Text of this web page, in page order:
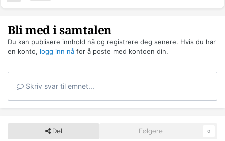
Bli med i samtalen
Du kan publisere innhold nå og registrere deg senere. Hvis du har
en konto, logg inn nå for å poste med kontoen din.
Skriv svar til emnet...
Del Følgere 0